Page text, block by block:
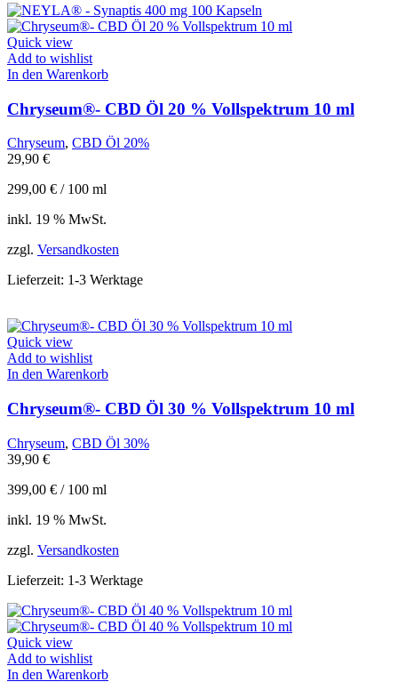
Quick view
Add to wishlist
In den Warenkorb
Chryseum®- CBD Öl 20 % Vollspektrum 10 ml
Chryseum, CBD Öl 20%
29,90 €
299,00 € / 100 ml
inkl. 19 % MwSt.
zzgl. Versandkosten
Lieferzeit: 1-3 Werktage
Quick view
Add to wishlist
In den Warenkorb
Chryseum®- CBD Öl 30 % Vollspektrum 10 ml
Chryseum, CBD Öl 30%
39,90 €
399,00 € / 100 ml
inkl. 19 % MwSt.
zzgl. Versandkosten
Lieferzeit: 1-3 Werktage
Quick view
Add to wishlist
In den Warenkorb